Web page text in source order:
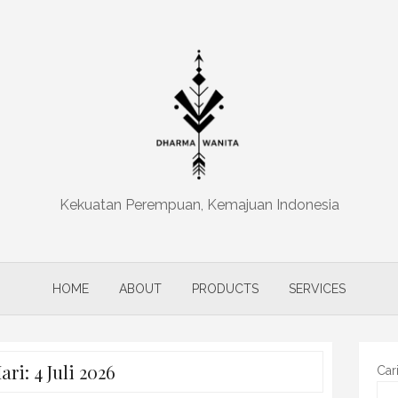
Kekuatan Perempuan, Kemajuan Indonesia
HOME ABOUT PRODUCTS SERVICES
4 Juli 2026 Cari